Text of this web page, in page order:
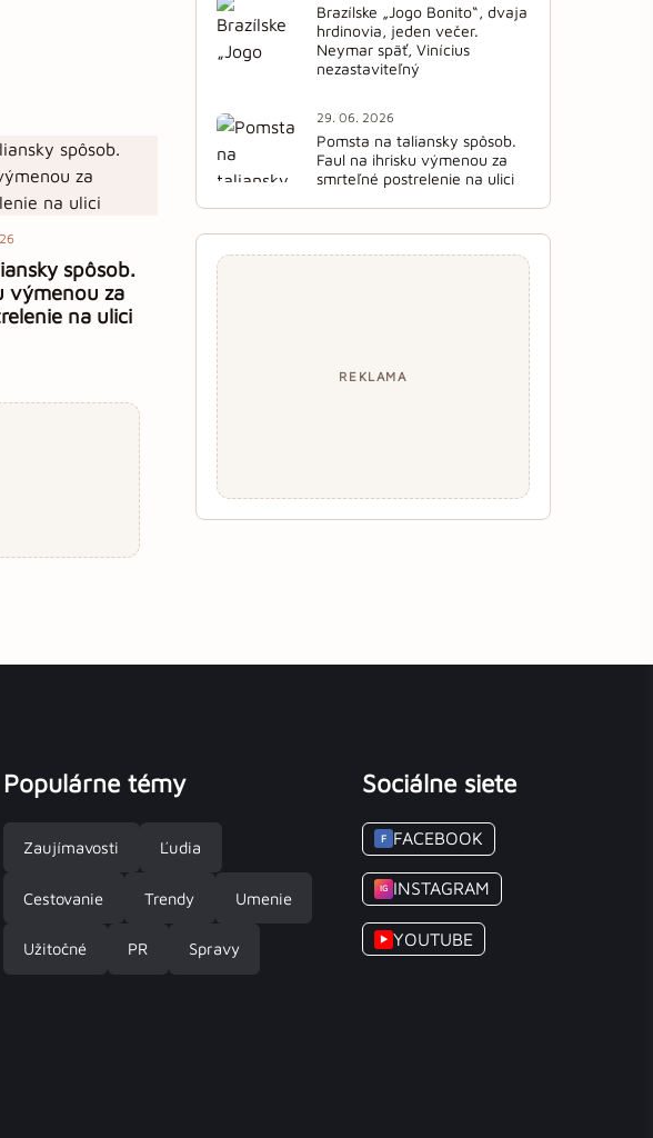
spôsob.
výmenou za
na ulici
Brazílske „Jogo Bonito“, dvaja
hrdinovia, jeden večer.
Neymar späť, Vinícius
nezastaviteľný
29. 06. 2026
Pomsta na taliansky spôsob.
Faul na ihrisku výmenou za
smrteľné postrelenie na ulici
REKLAMA
Populárne témy
Zaujímavosti Ľudia
Cestovanie Trendy Umenie
Užitočné PR Spravy
Sociálne siete
F FACEBOOK
IG INSTAGRAM
▶ YOUTUBE